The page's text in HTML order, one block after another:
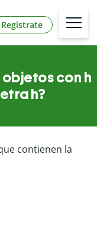
Regístrate
con h
h?
contienen la